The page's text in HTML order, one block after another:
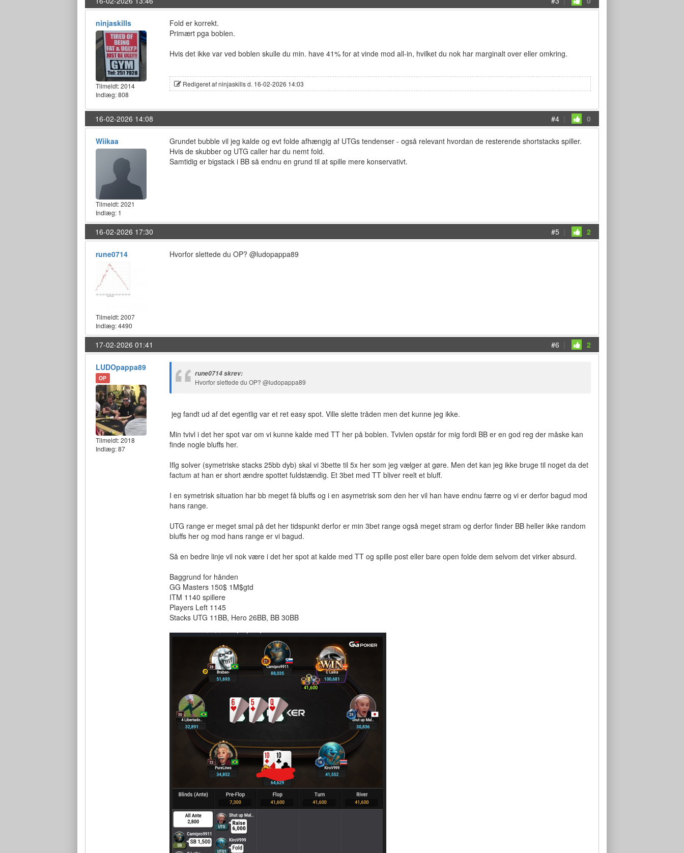
ninjaskills
Tilmeldt:2014
Indlæg: 808
Fold er korrekt.
Primært pga boblen.
Hvis det ikke var ved boblen skulle du min. have 41% for at vinde mod all-in, hvilket du nok har marginalt over eller omkring.
Redigeret af ninjaskills d. 16-02-2026 14:03
16-02-2026 14:08 #4 | 0
Wiikaa
Tilmeldt:2021
Indlæg: 1
Grundet bubble vil jeg kalde og evt folde afhængig af UTGs tendenser - også relevant hvordan de resterende shortstacks spiller.
Hvis de skubber og UTG caller har du nemt fold.
Samtidig er bigstack i BB så endnu en grund til at spille mere konservativt.
16-02-2026 17:30 #5 | 2
rune0714
Tilmeldt:2007
Indlæg: 4490
Hvorfor slettede du OP? @ludopappa89
17-02-2026 01:41 #6 | 2
LUDOpappa89
OP
Tilmeldt:2018
Indlæg: 87
rune0714 skrev:
Hvorfor slettede du OP? @ludopappa89
jeg fandt ud af det egentlig var et ret easy spot. Ville slette tråden men det kunne jeg ikke.
Min tvivl i det her spot var om vi kunne kalde med TT her på boblen. Tvivlen opstår for mig fordi BB er en god reg der måske kan
finde nogle bluffs her.
Iflg solver (symetriske stacks 25bb dyb) skal vi 3bette til 5x her som jeg vælger at gøre. Men det kan jeg ikke bruge til noget da det
factum at han er short ændre spottet fuldstændig. Et 3bet med TT bliver reelt et bluff.
I en symetrisk situation har bb meget få bluffs og i en asymetrisk som den her vil han have endnu færre og vi er derfor bagud mod
hans range.
UTG range er meget smal på det her tidspunkt derfor er min 3bet range også meget stram og derfor finder BB heller ikke random
bluffs her og mod hans range er vi bagud.
Så en bedre linje vil nok være i det her spot at kalde med TT og spille post eller bare open folde dem selvom det virker absurd.
Baggrund for hånden
GG Masters 150$ 1M$gtd
ITM 1140 spillere
Players Left 1145
Stacks UTG 11BB, Hero 26BB, BB 30BB